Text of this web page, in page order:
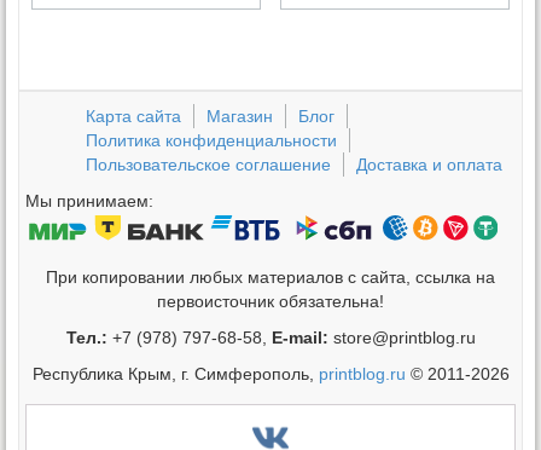
Карта сайта Магазин
Блог
Политика конфиденциальности
Пользовательское соглашение
Доставка и оплата
Мы принимаем:
При копировании любых материалов с сайта, ссылка на
первоисточник обязательна!
Тел.: +7 (978) 797-68-58, E-mail: store@printblog.ru
Республика Крым, г. Симферополь, printblog.ru © 2011-2026